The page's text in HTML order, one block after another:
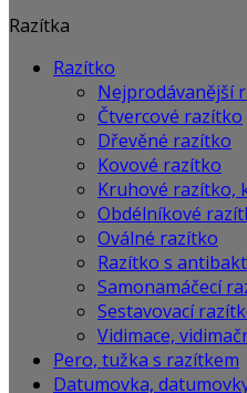
Razítka
Razítko
Nejprodávanější
Čtvercové razítko
Dřevěné razítko
Kovové razítko
Kruhové razítko,
Obdélníkové
Oválné razítko
Razítko s
Samonamáčecí
Sestavovací
Vidimace,
Pero, tužka s razítkem
Datumovka,